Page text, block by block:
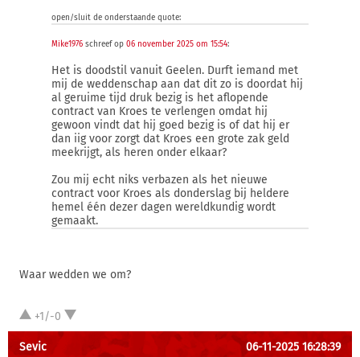
open/sluit de onderstaande quote:
Mike1976 schreef op 06 november 2025 om 15:54:
Het is doodstil vanuit Geelen. Durft iemand met
mij de weddenschap aan dat dit zo is doordat hij
al geruime tijd druk bezig is het aflopende
contract van Kroes te verlengen omdat hij
gewoon vindt dat hij goed bezig is of dat hij er
dan iig voor zorgt dat Kroes een grote zak geld
meekrijgt, als heren onder elkaar?
Zou mij echt niks verbazen als het nieuwe
contract voor Kroes als donderslag bij heldere
hemel één dezer dagen wereldkundig wordt
gemaakt.
Waar wedden we om?
+1/-0
Sevic 06-11-2025 16:28:39